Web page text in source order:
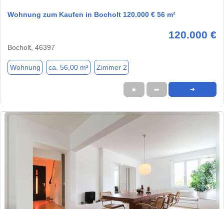
Wohnung zum Kaufen in Bocholt 120.000 € 56 m²
120.000 €
Bocholt, 46397
Wohnung ca. 56,00 m² Zimmer 2
★ ➦ ➜